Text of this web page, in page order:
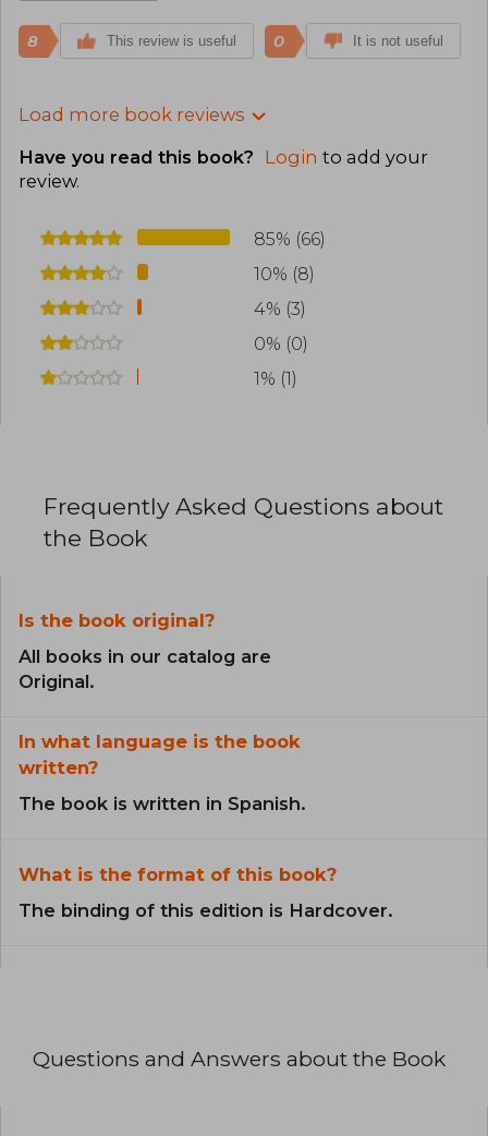
8 This review is useful 0 It is not useful
Load more book reviews
Have you read this book? Login to add your
review.
85% (66)
10% (8)
4% (3)
0% (0)
1% (1)
Frequently Asked Questions about
the Book
Is the book original?
All books in our catalog are
Original.
In what language is the book
written?
The book is written in Spanish.
What is the format of this book?
The binding of this edition is Hardcover.
Questions and Answers about the Book